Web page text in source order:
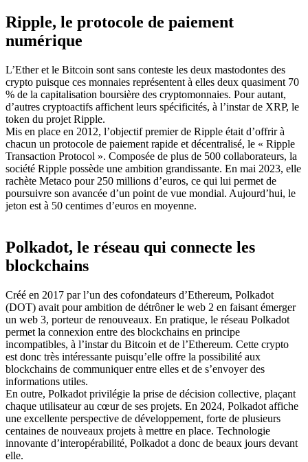
Ripple, le protocole de paiement
numérique
L’Ether et le Bitcoin sont sans conteste les deux mastodontes des
crypto puisque ces monnaies représentent à elles deux quasiment 70
% de la capitalisation boursière des cryptomonnaies. Pour autant,
d’autres cryptoactifs affichent leurs spécificités, à l’instar de XRP, le
token du projet Ripple.
Mis en place en 2012, l’objectif premier de Ripple était d’offrir à
chacun un protocole de paiement rapide et décentralisé, le « Ripple
Transaction Protocol ». Composée de plus de 500 collaborateurs, la
société Ripple possède une ambition grandissante. En mai 2023, elle
rachète Metaco pour 250 millions d’euros, ce qui lui permet de
poursuivre son avancée d’un point de vue mondial. Aujourd’hui, le
jeton est à 50 centimes d’euros en moyenne.
Polkadot, le réseau qui connecte les
blockchains
Créé en 2017 par l’un des cofondateurs d’Ethereum, Polkadot
(DOT) avait pour ambition de détrôner le web 2 en faisant émerger
un web 3, porteur de renouveaux. En pratique, le réseau Polkadot
permet la connexion entre des blockchains en principe
incompatibles, à l’instar du Bitcoin et de l’Ethereum. Cette crypto
est donc très intéressante puisqu’elle offre la possibilité aux
blockchains de communiquer entre elles et de s’envoyer des
informations utiles.
En outre, Polkadot privilégie la prise de décision collective, plaçant
chaque utilisateur au cœur de ses projets. En 2024, Polkadot affiche
une excellente perspective de développement, forte de plusieurs
centaines de nouveaux projets à mettre en place. Technologie
innovante d’interopérabilité, Polkadot a donc de beaux jours devant
elle.